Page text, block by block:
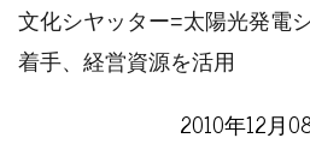
文化シヤッター=太陽光発電
着手、経営資源を活用
2010年12月